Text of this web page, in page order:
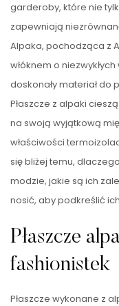
garderoby, które nie
zapewniają
Alpaka, pochodząca z
włóknem o
doskonały materiał do
Płaszcze z alpaki
na swoją wyjątkową
właściwości
się bliżej temu, dlaczego
modzie, jakie są ich
nosić, aby podkreślić
Płaszcze
fashionistek
Płaszcze wykonane z